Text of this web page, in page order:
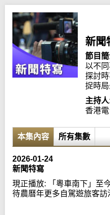
c
h
新聞
節目
以不
探討
捉時局
主持
香港
本集內容 所有集數
2026-01-24
新聞特寫
現正播放:
「粵車南下」
待農曆年更多自駕遊旅客訪